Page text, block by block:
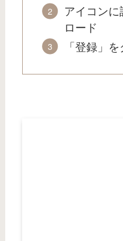
アイコン
ロード
「登録」